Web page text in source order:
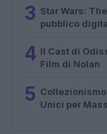
3 Star Wars:
pubblico
4 Il Cast di
Film di Nolan
5 Unici per